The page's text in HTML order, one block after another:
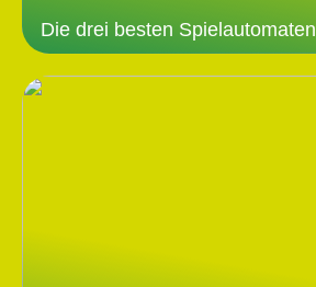
Die drei besten Spielautomaten